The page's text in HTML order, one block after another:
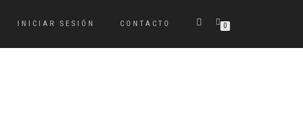
INICIAR SESIÓN CONTACTO 0